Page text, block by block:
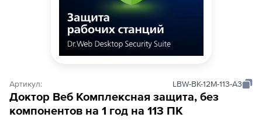
Артикул: LBW-BK-12M-113-A3
Доктор Веб Комплексная защита, без
компонентов на 1 год на 113 ПК